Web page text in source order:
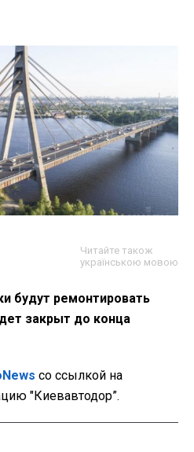
Читайте також
українською мовою
будут ремонтировать
закрыт до конца
со ссылкой на
"Киевавтодор”.